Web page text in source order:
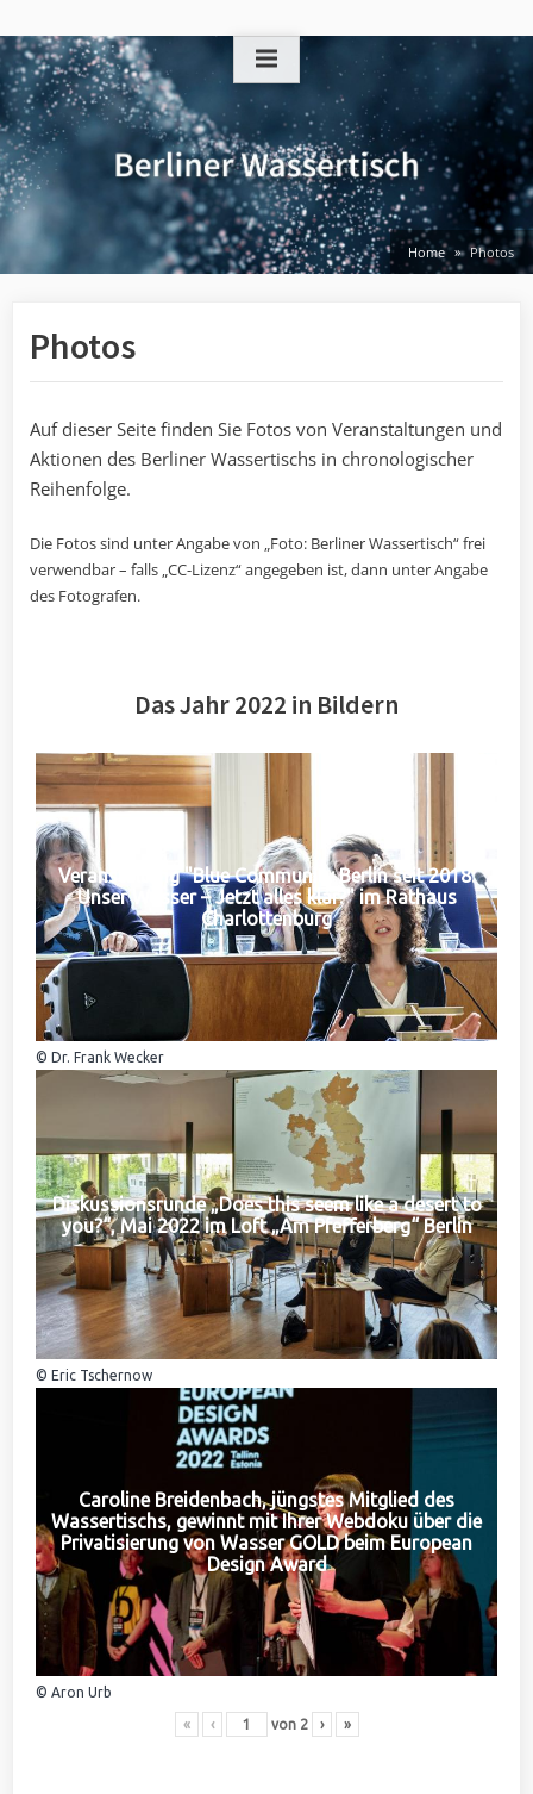
to
content
Home Photos
Photos
Auf dieser Seite finden Sie Fotos von Veranstaltungen und
Aktionen des Berliner Wassertischs in chronologischer
Reihenfolge.
Die Fotos sind unter Angabe von „Foto: Berliner Wassertisch“ frei
verwendbar – falls „CC-Lizenz“ angegeben ist, dann unter Angabe
des Fotografen.
Das Jahr 2022 in Bildern
Veranstaltung "Blue Community Berlin seit 2018:
Unser Wasser – Jetzt alles klar?" im Rathaus
Charlottenburg
© Dr. Frank Wecker
Diskussionsrunde „Does this seem like a desert to
you?“, Mai 2022 im Loft „Am Pfefferberg“ Berlin
© Eric Tschernow
Caroline Breidenbach, jüngstes Mitglied des
Wassertischs, gewinnt mit Ihrer Webdoku über die
Privatisierung von Wasser GOLD beim European
Design Award
© Aron Urb
« ‹ von 2 › »